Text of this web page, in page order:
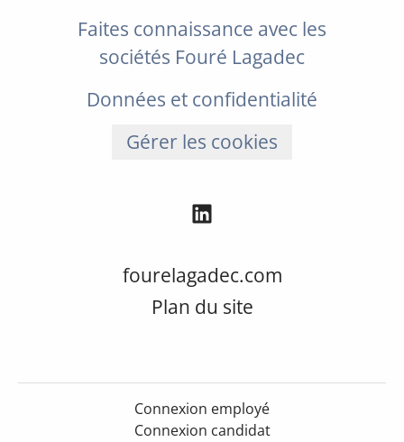
Faites connaissance avec les
sociétés Fouré Lagadec
Données et confidentialité
Gérer les cookies
fourelagadec.com
Plan du site
Connexion employé
Connexion candidat